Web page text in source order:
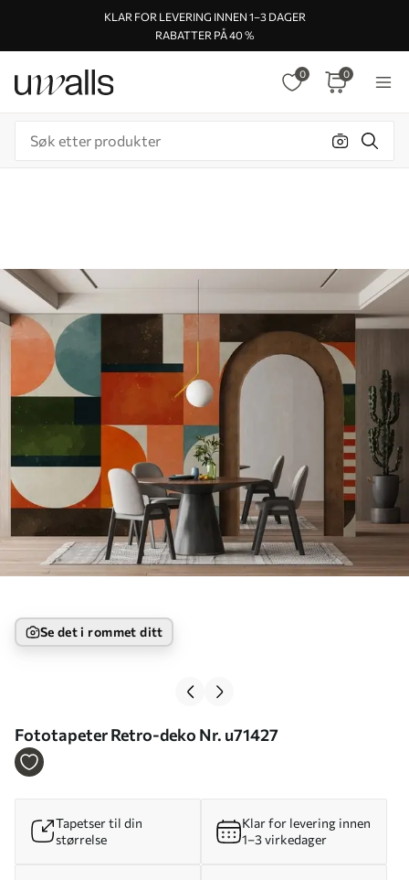
KLAR FOR LEVERING INNEN 1–3 DAGER
RABATTER PÅ 40 %
0 0
Se det i rommet ditt
Fototapeter Retro-deko Nr. u71427
Tapetser til din
størrelse
Klar for levering innen
1–3 virkedager